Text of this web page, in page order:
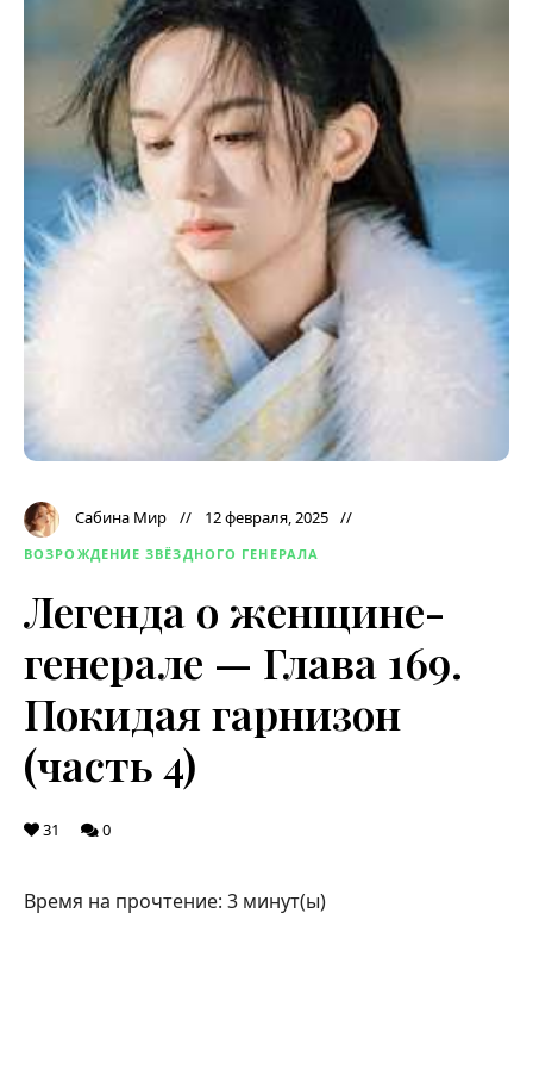
Сабина Мир 12 февраля, 2025
ВОЗРОЖДЕНИЕ ЗВЁЗДНОГО ГЕНЕРАЛА
Легенда о женщине-
генерале — Глава 169.
Покидая гарнизон
(часть 4)
31 0
Время на прочтение: 3 минут(ы)